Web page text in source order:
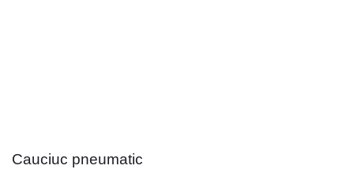
Cauciuc pneumatic